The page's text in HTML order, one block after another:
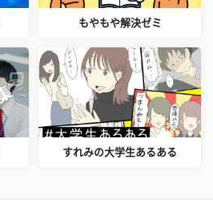
もやもや解決ゼミ
すれみの大学生あるある